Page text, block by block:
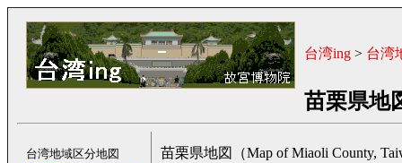
台湾ing > 台湾
苗栗県地
苗栗県地図（Map of Miaoli County,
台湾地域区分地図